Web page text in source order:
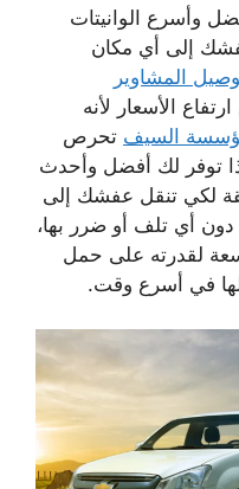
وأسرع الوانيتات
إلى أي مكان
المشاوير
الأسعار لأنه
السيف تحرص
توفر لك أفضل وأحدث
لكي تنقل عفشك إلى
أي تلف أو ضرر بها،
لقدرته على حمل
في أسرع وقت.